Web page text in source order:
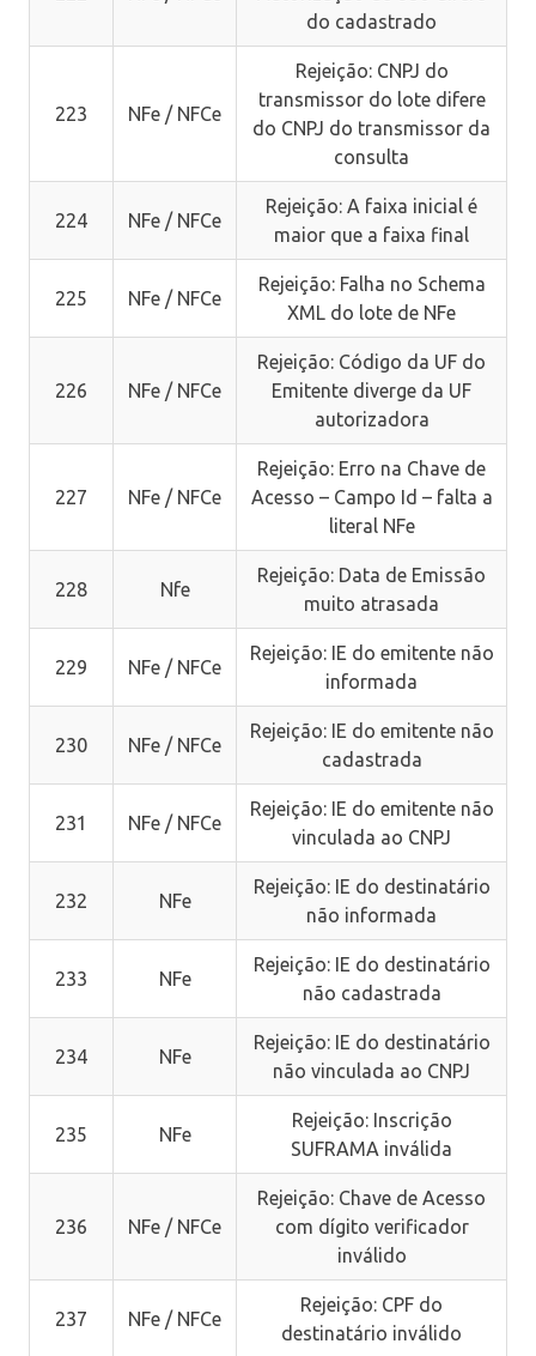
do cadastrado
223 NFe / NFCe
Rejeição: CNPJ do
transmissor do lote difere
do CNPJ do transmissor da
consulta
224 NFe / NFCe
Rejeição: A faixa inicial é
maior que a faixa final
225 NFe / NFCe
Rejeição: Falha no Schema
XML do lote de NFe
226 NFe / NFCe
Rejeição: Código da UF do
Emitente diverge da UF
autorizadora
227 NFe / NFCe
Rejeição: Erro na Chave de
Acesso – Campo Id – falta a
literal NFe
228 Nfe
Rejeição: Data de Emissão
muito atrasada
229 NFe / NFCe
Rejeição: IE do emitente não
informada
230 NFe / NFCe
Rejeição: IE do emitente não
cadastrada
231 NFe / NFCe
Rejeição: IE do emitente não
vinculada ao CNPJ
232 NFe
Rejeição: IE do destinatário
não informada
233 NFe
Rejeição: IE do destinatário
não cadastrada
234 NFe
Rejeição: IE do destinatário
não vinculada ao CNPJ
235 NFe
Rejeição: Inscrição
SUFRAMA inválida
236 NFe / NFCe
Rejeição: Chave de Acesso
com dígito verificador
inválido
237 NFe / NFCe
Rejeição: CPF do
destinatário inválido